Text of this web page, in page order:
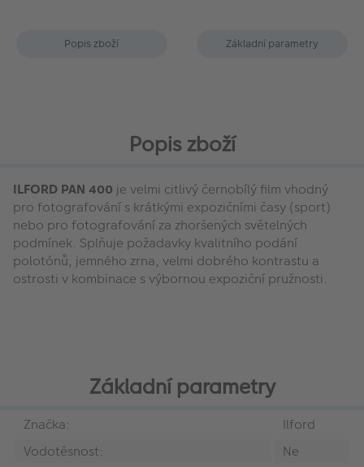
Popis zboží Základní parametry
Popis zboží
ILFORD PAN 400 je velmi citlivý černobílý film vhodný
pro fotografování s krátkými expozičními časy (sport)
nebo pro fotografování za zhoršených světelných
podmínek. Splňuje požadavky kvalitního podání
polotónů, jemného zrna, velmi dobrého kontrastu a
ostrosti v kombinace s výbornou expoziční pružnosti.
Základní parametry
Značka:
Ilford
Vodotěsnost:
Ne